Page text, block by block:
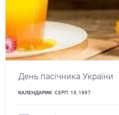
День пасічника України
КАЛЕНДАРИК СЕРП. 19, 1997